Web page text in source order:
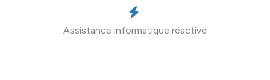
Assistance informatique réactive